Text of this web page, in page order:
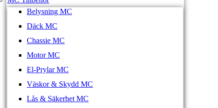
Belysning MC
Däck MC
Chassie MC
Motor MC
El-Prylar MC
Väskor & Skydd MC
Lås & Säkerhet MC